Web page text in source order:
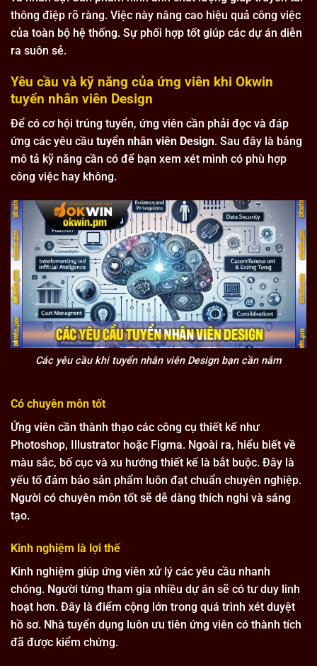
thông điệp rõ ràng. Việc này nâng cao hiệu quả công việc
của toàn bộ hệ thống. Sự phối hợp tốt giúp các dự án diễn
ra suôn sẻ.
Yêu cầu và kỹ năng của ứng viên khi Okwin
tuyển nhân viên Design
Để có cơ hội trúng tuyển, ứng viên cần phải đọc và đáp
ứng các yêu cầu tuyển nhân viên Design. Sau đây là bảng
mô tả kỹ năng cần có để bạn xem xét mình có phù hợp
công việc hay không.
Các yêu cầu khi tuyển nhân viên Design bạn cần nắm
Có chuyên môn tốt
Ứng viên cần thành thạo các công cụ thiết kế như
Photoshop, Illustrator hoặc Figma. Ngoài ra, hiểu biết về
màu sắc, bố cục và xu hướng thiết kế là bắt buộc. Đây là
yếu tố đảm bảo sản phẩm luôn đạt chuẩn chuyên nghiệp.
Người có chuyên môn tốt sẽ dễ dàng thích nghi và sáng
tạo.
Kinh nghiệm là lợi thế
Kinh nghiệm giúp ứng viên xử lý các yêu cầu nhanh
chóng. Người từng tham gia nhiều dự án sẽ có tư duy linh
hoạt hơn. Đây là điểm cộng lớn trong quá trình xét duyệt
hồ sơ. Nhà tuyển dụng luôn ưu tiên ứng viên có thành tích
đã được kiểm chứng.